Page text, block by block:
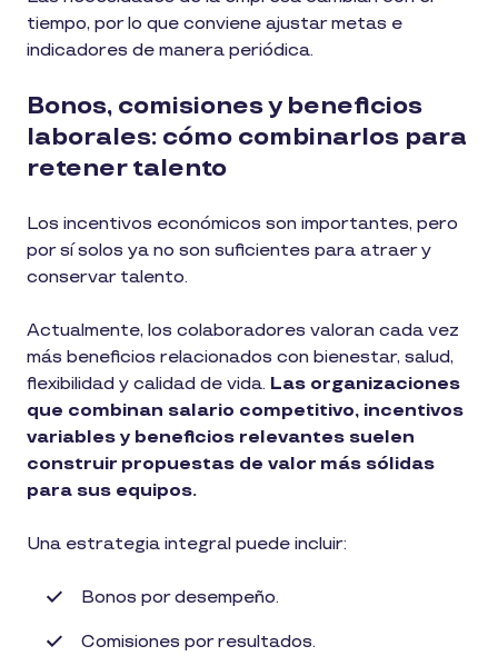
tiempo, por lo que conviene ajustar metas e
indicadores de manera periódica.
Bonos, comisiones y beneficios
laborales: cómo combinarlos para
retener talento
Los incentivos económicos son importantes, pero
por sí solos ya no son suficientes para atraer y
conservar talento.
Actualmente, los colaboradores valoran cada vez
más beneficios relacionados con bienestar, salud,
flexibilidad y calidad de vida. Las organizaciones
que combinan salario competitivo, incentivos
variables y beneficios relevantes suelen
construir propuestas de valor más sólidas
para sus equipos.
Una estrategia integral puede incluir:
Bonos por desempeño.
Comisiones por resultados.